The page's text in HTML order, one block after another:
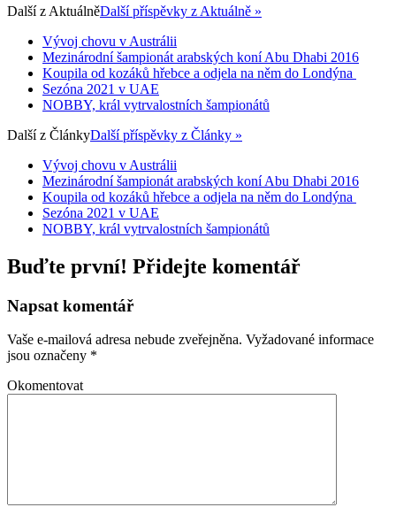
Další z AktuálněDalší příspěvky z Aktuálně »
Vývoj chovu v Austrálii
Mezinárodní šampionát arabských koní Abu Dhabi 2016
Koupila od kozáků hřebce a odjela na něm do Londýna
Sezóna 2021 v UAE
NOBBY, král vytrvalostních šampionátů
Další z ČlánkyDalší příspěvky z Články »
Vývoj chovu v Austrálii
Mezinárodní šampionát arabských koní Abu Dhabi 2016
Koupila od kozáků hřebce a odjela na něm do Londýna
Sezóna 2021 v UAE
NOBBY, král vytrvalostních šampionátů
Buďte první! Přidejte komentář
Napsat komentář
Vaše e-mailová adresa nebude zveřejněna. Vyžadované informace
jsou označeny *
Okomentovat